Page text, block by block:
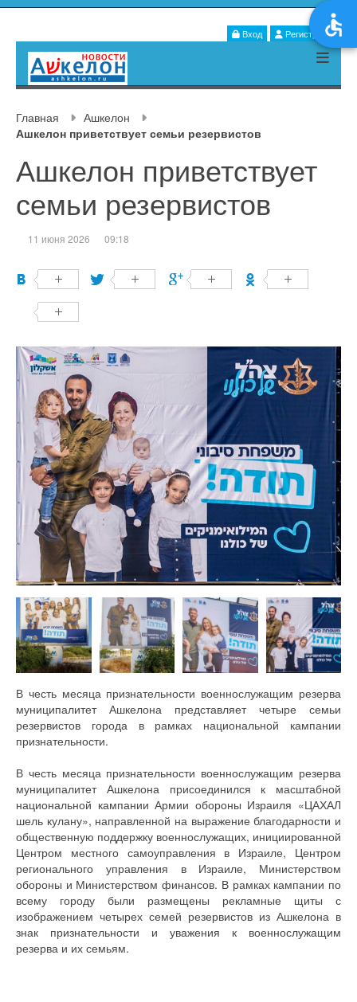
Вход Регистрация
Главная
Ашкелон
Ашкелон приветствует семьи резервистов
Ашкелон приветствует
семьи резервистов
11 июня 2026 09:18
В честь месяца признательности военнослужащим резерва
муниципалитет Ашкелона представляет четыре семьи
резервистов города в рамках национальной кампании
признательности.
В честь месяца признательности военнослужащим резерва
муниципалитет Ашкелона присоединился к масштабной
национальной кампании Армии обороны Израиля «ЦАХАЛ
шель кулану», направленной на выражение благодарности и
общественную поддержку военнослужащих, инициированной
Центром местного самоуправления в Израиле, Центром
регионального управления в Израиле, Министерством
обороны и Министерством финансов. В рамках кампании по
всему городу были размещены рекламные щиты с
изображением четырех семей резервистов из Ашкелона в
знак признательности и уважения к военнослужащим
резерва и их семьям.